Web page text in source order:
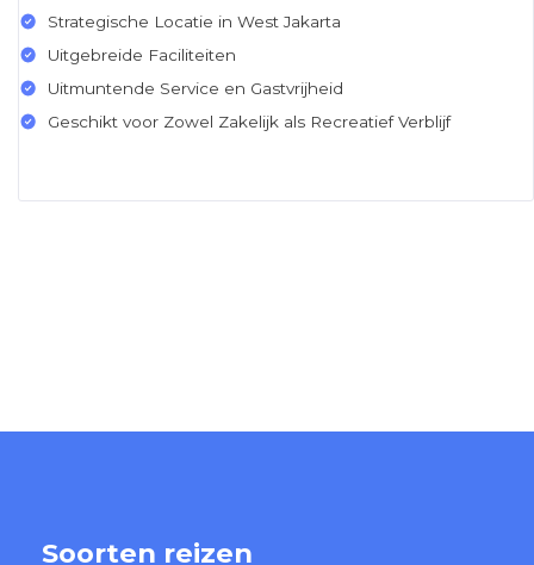
Strategische Locatie in West Jakarta
Uitgebreide Faciliteiten
Uitmuntende Service en Gastvrijheid
Geschikt voor Zowel Zakelijk als Recreatief Verblijf
Soorten reizen